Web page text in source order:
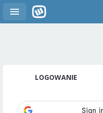
LOGOWANIE